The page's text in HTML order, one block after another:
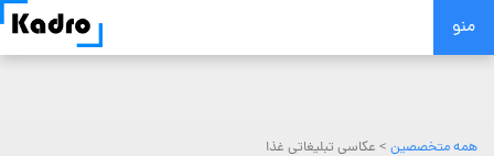
Skip
منو
همه متخصصین > عکاسی تبلیغاتی غذا